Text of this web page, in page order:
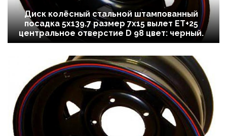
Диск колёсный стальной штампованный
посадка 5x139.7 размер 7х15 вылет ET+25
центральное отверстие D 98 цвет: черный.